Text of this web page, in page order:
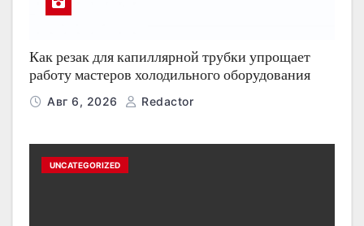
Как резак для капиллярной трубки упрощает
работу мастеров холодильного оборудования
Авг 6, 2026 Redactor
UNCATEGORIZED